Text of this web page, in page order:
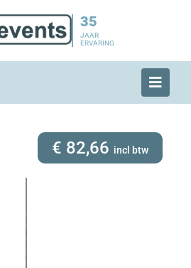
35
JAAR
ERVARING
€ 82,66 incl btw